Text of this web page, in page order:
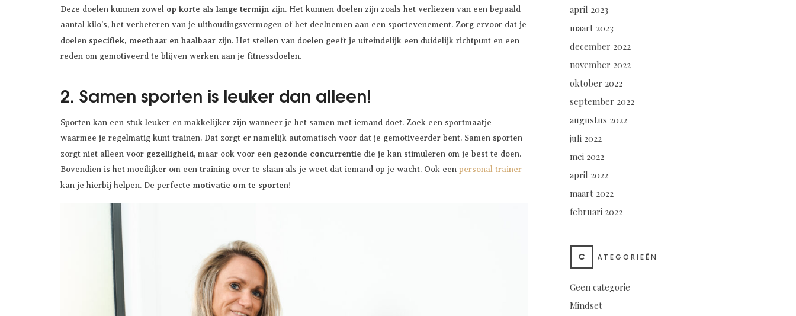
Deze doelen kunnen zowel op korte als lange termijn zijn. Het kunnen doelen zijn zoals het verliezen van een bepaald
aantal kilo’s, het verbeteren van je uithoudingsvermogen of het deelnemen aan een sportevenement. Zorg ervoor dat je
doelen specifiek, meetbaar en haalbaar zijn. Het stellen van doelen geeft je uiteindelijk een duidelijk richtpunt en een
reden om gemotiveerd te blijven werken aan je fitnessdoelen.
2. Samen sporten is leuker dan alleen!
Sporten kan een stuk leuker en makkelijker zijn wanneer je het samen met iemand doet. Zoek een sportmaatje
waarmee je regelmatig kunt trainen. Dat zorgt er namelijk automatisch voor dat je gemotiveerder bent. Samen sporten
zorgt niet alleen voor gezelligheid, maar ook voor een gezonde concurrentie die je kan stimuleren om je best te doen.
Bovendien is het moeilijker om een training over te slaan als je weet dat iemand op je wacht. Ook een personal trainer
kan je hierbij helpen. De perfecte motivatie om te sporten!
april 2023
maart 2023
december 2022
november 2022
oktober 2022
september 2022
augustus 2022
juli 2022
mei 2022
april 2022
maart 2022
februari 2022
C ATEGORIEËN
Geen categorie
Mindset